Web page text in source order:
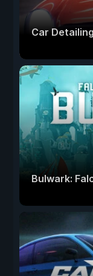
Car
Bulwark: